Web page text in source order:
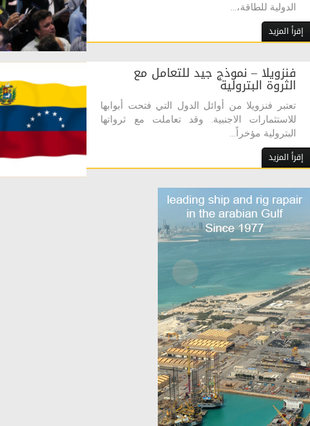
الدولية للطاقة،...
إقرأ المزيد
فنزويلا – نموذج جيد للتعامل مع
الثروة البترولية
تعتبر فنزويلا من أوائل الدول التي فتحت أبوابها
للاستثمارات الاجنبية. وقد تعاملت مع ثرواتها
البترولية مؤخراً...
إقرأ المزيد